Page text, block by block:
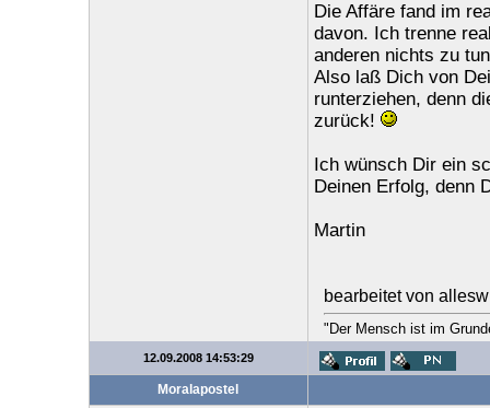
Die Affäre fand im
davon. Ich trenne
anderen nichts zu
Also laß Dich von
runterziehen, denn
zurück!
Ich wünsch Dir ein
Deinen Erfolg, denn
Martin
bearbeitet von
"Der Mensch ist im
12.09.2008 14:53:29
Moralapostel